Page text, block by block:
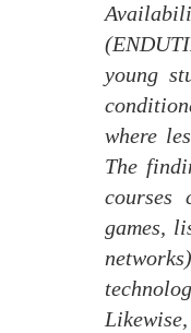
young
where
The
courses
games,